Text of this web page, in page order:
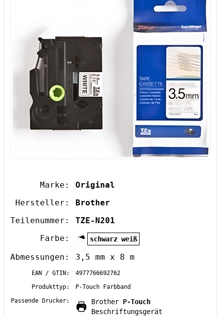
Marke:
Original
Hersteller:
Brother
Teilenummer:
TZE-N201
Farbe:
schwarz weiß
Abmessungen: 3,5 mm x 8 m
EAN / GTIN:
4977766692762
Produkttyp:
P-Touch Farbband
Passende Drucker:
Brother P-Touch
Beschriftungsgerät